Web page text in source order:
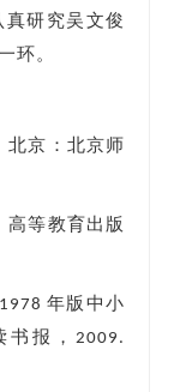
研究吴文俊
环。
北京：北京师
高等教育出版
年版中小
报，2009.